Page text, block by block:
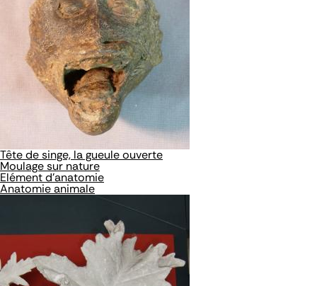
Tête de singe, la gueule ouverte
Moulage sur nature
Elément d'anatomie
Anatomie animale